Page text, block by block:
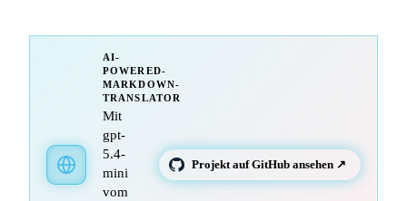
AI-
POWERED-
MARKDOWN-
TRANSLATOR
Mit
gpt-
5.4-
mini
vom
Projekt auf GitHub ansehen ↗